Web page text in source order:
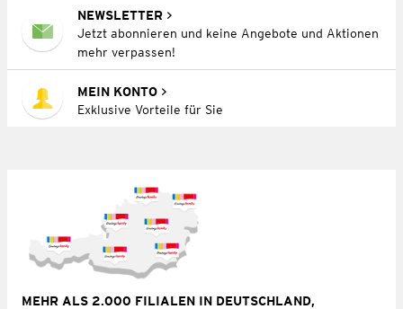
NEWSLETTER
Jetzt abonnieren und keine Angebote und Aktionen
mehr verpassen!
MEIN KONTO
Exklusive Vorteile für Sie
MEHR ALS 2.000 FILIALEN IN DEUTSCHLAND,